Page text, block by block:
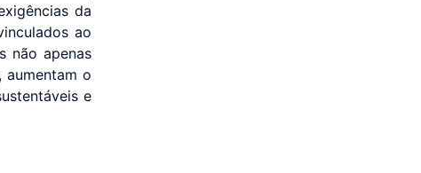
da
ao
não apenas
aumentam o
e